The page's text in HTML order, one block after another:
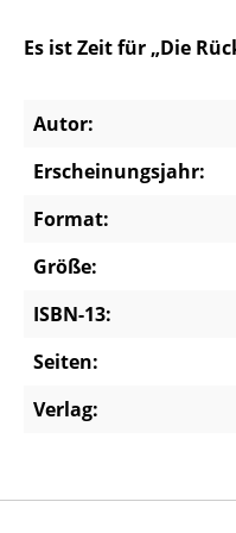
Es ist Zeit für „Die
Autor:
Erscheinungsjahr:
Format:
Größe:
ISBN-13:
Seiten:
Verlag: